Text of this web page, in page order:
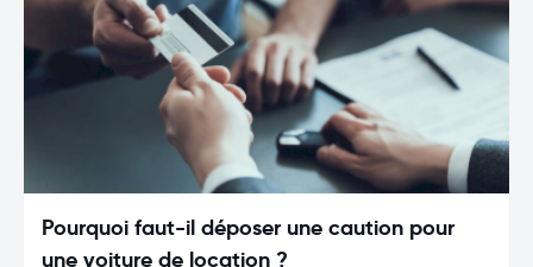
Pourquoi faut-il déposer une caution pour
une voiture de location ?